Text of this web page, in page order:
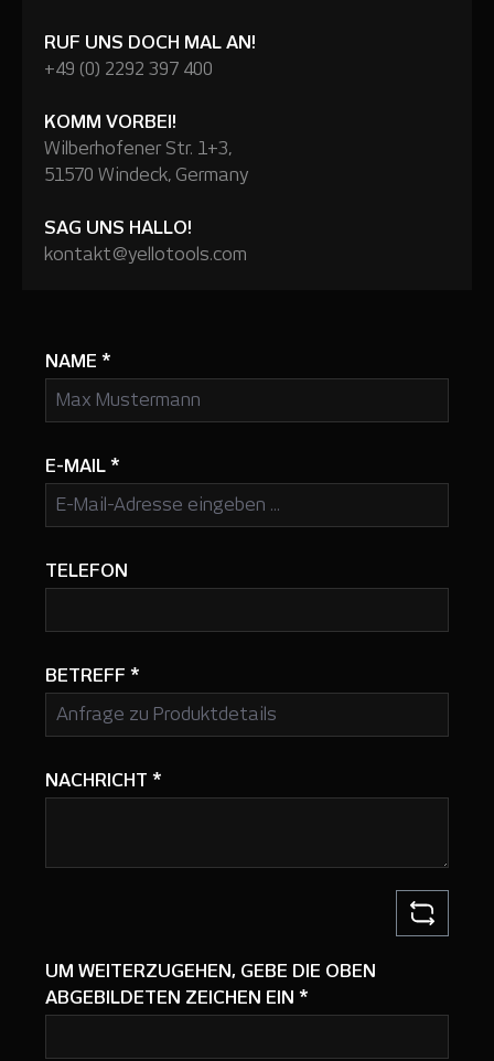
RUF UNS DOCH MAL AN!
+49 (0) 2292 397 400
KOMM VORBEI!
Wilberhofener Str. 1+3,
51570 Windeck, Germany
SAG UNS HALLO!
kontakt@yellotools.com
NAME *
E-MAIL *
TELEFON
BETREFF *
NACHRICHT *
UM WEITERZUGEHEN, GEBE DIE OBEN
ABGEBILDETEN ZEICHEN EIN *